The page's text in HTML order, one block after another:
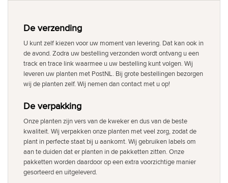
De verzending
U kunt zelf kiezen voor uw moment van levering. Dat kan ook in
de avond. Zodra uw bestelling verzonden wordt ontvang u een
track en trace link waarmee u uw bestelling kunt volgen. Wij
leveren uw planten met PostNL. Bij grote bestellingen bezorgen
wij de planten zelf. Wij nemen dan contact met u op!
De verpakking
Onze planten zijn vers van de kweker en dus van de beste
kwaliteit. Wij verpakken onze planten met veel zorg, zodat de
plant in perfecte staat bij u aankomt. Wij gebruiken labels om
aan te duiden dat er planten in de pakketten zitten. Onze
pakketten worden daardoor op een extra voorzichtige manier
gesorteerd en uitgeleverd.